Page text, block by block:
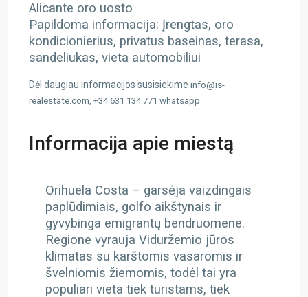
Alicante oro uosto
Papildoma informacija: Įrengtas, oro
kondicionierius, privatus baseinas, terasa,
sandeliukas, vieta automobiliui
Dėl daugiau informacijos susisiekime info@is-
realestate.com, +34 631 134 771 whatsapp
Informacija apie miestą
Orihuela Costa – garsėja vaizdingais
paplūdimiais, golfo aikštynais ir
gyvybinga emigrantų bendruomene.
Regione vyrauja Viduržemio jūros
klimatas su karštomis vasaromis ir
švelniomis žiemomis, todėl tai yra
populiari vieta tiek turistams, tiek